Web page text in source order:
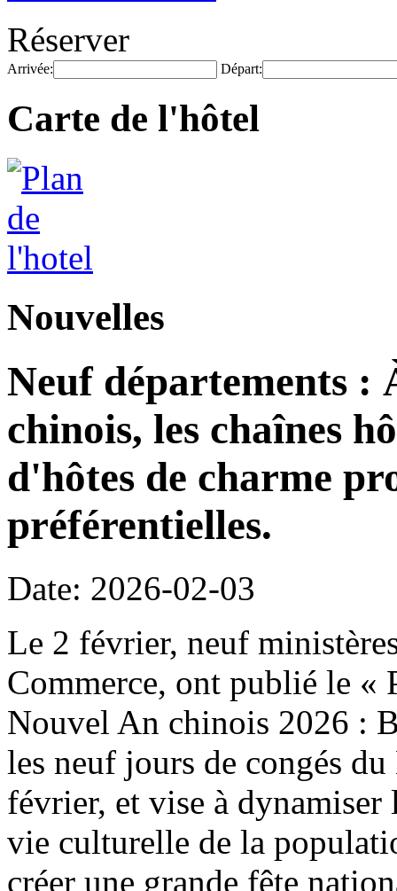
Réserver
Arrivée: Départ:
Carte de l'hôtel
Nouvelles
Neuf départements :
chinois, les chaînes
d'hôtes de charme
préférentielles.
Date: 2026-02-03
Le 2 février, neuf
Commerce, ont publié le «
Nouvel An chinois 2026 :
les neuf jours de congés
février, et vise à dynamiser
vie culturelle de la
créer une grande fête